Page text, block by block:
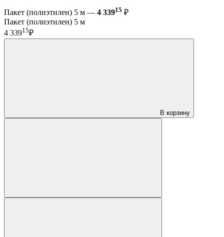
Пакет (полиэтилен) 5 м — 4 33915 ₽
Пакет (полиэтилен) 5 м
4 33915₽
В корзину